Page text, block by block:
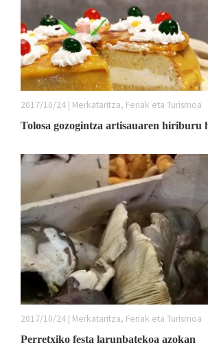
2017/10/24 | Merkataritza, Feriak eta Turismoa
Tolosa gozogintza artisauaren hiriburu
2017/10/24 | Merkataritza, Feriak eta Turismoa
Perretxiko festa larunbatekoa azokan